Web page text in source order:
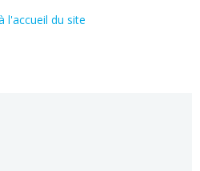
l'accueil du site